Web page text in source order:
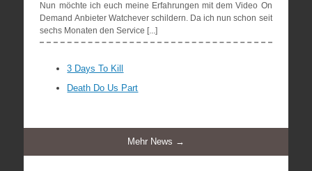
Nun möchte ich euch meine Erfahrungen mit dem Video On
Demand Anbieter Watchever schildern. Da ich nun schon seit
sechs Monaten den Service [...]
3 Days To Kill
Death Do Us Part
Mehr News →